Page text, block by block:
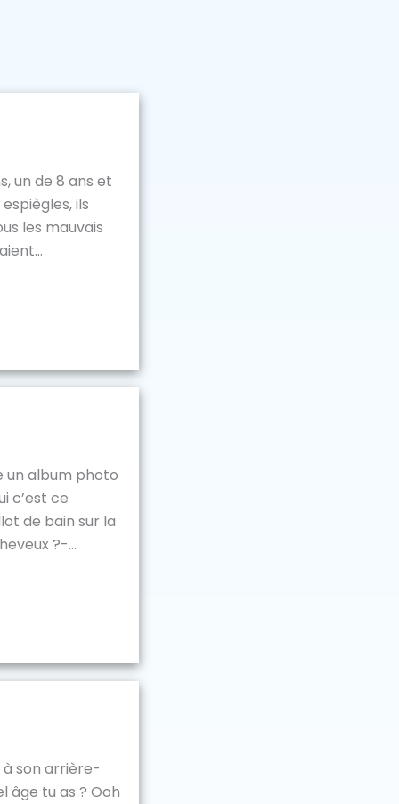
un de 8 ans et
ils
les mauvais
un album photo
c’est ce
de bain sur la
?-...
son arrière-
âge tu as ? Ooh